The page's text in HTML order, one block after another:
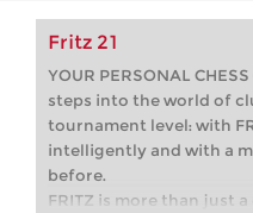
Fritz 21
YOUR PERSONAL
steps into the world of
tournament level: with
intelligently and with a
before.
FRITZ is more than just